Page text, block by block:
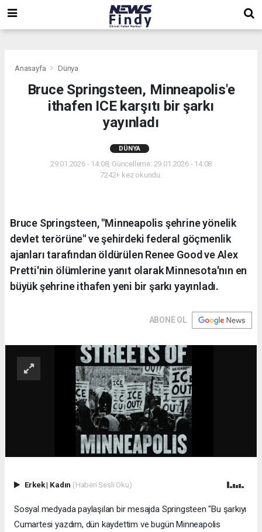
Anasayfa Dünya
Bruce Springsteen, Minneapolis'e
ithafen ICE karşıtı bir şarkı
yayınladı
DÜNYA
29.01.2026 - 14:08, Güncelleme: 29.01.2026 - 14:08
7242+ kez okundu.
Bruce Springsteen, "Minneapolis şehrine yönelik
devlet terörüne" ve şehirdeki federal göçmenlik
ajanları tarafından öldürülen Renee Good ve Alex
Pretti'nin ölümlerine yanıt olarak Minnesota'nın en
büyük şehrine ithafen yeni bir şarkı yayınladı.
ABONE OL
Erkek| Kadın (Haberi Sesli Oku)
Sosyal medyada paylaşılan bir mesajda Springsteen "Bu şarkıyı
Cumartesi yazdım, dün kaydettim ve bugün Minneapolis